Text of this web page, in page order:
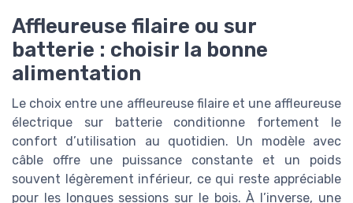
Affleureuse filaire ou sur
batterie : choisir la bonne
alimentation
Le choix entre une affleureuse filaire et une affleureuse
électrique sur batterie conditionne fortement le
confort d’utilisation au quotidien. Un modèle avec
câble offre une puissance constante et un poids
souvent légèrement inférieur, ce qui reste appréciable
pour les longues sessions sur le bois. À l’inverse, une